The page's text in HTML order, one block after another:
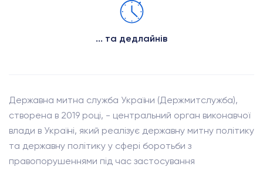
... та дедлайнів
Державна митна служба України (Держмитслужба),
створена в 2019 році, - центральний орган виконавчої
влади в Україні, який реалізує державну митну політику
та державну політику у сфері боротьби з
правопорушеннями під час застосування